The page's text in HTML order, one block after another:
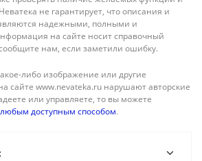
не гарантирует, что описания и
надежными, полными и
на сайте носит справочный
нам, если заметили ошибку.
либо изображение или другие
сайте www.nevateka.ru нарушают авторские
или управляете, то вы можете
любым доступным способом.